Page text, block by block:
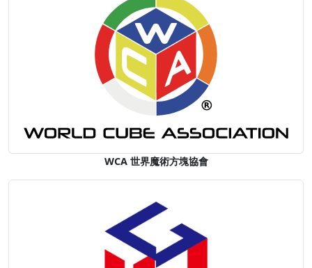
WCA 世界魔術方塊協會